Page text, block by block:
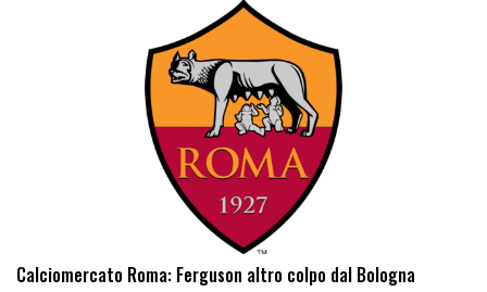
Calciomercato Roma: Ferguson altro colpo dal Bologna